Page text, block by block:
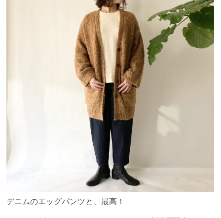
デニムのエッグパンツと、最高！